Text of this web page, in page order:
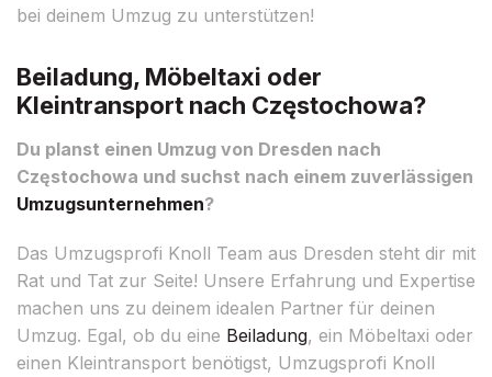
bei deinem Umzug zu unterstützen!
Beiladung, Möbeltaxi oder
Kleintransport nach Częstochowa?
Du planst einen Umzug von Dresden nach
Częstochowa und suchst nach einem zuverlässigen
Umzugsunternehmen?
Das Umzugsprofi Knoll Team aus Dresden steht dir mit
Rat und Tat zur Seite! Unsere Erfahrung und Expertise
machen uns zu deinem idealen Partner für deinen
Umzug. Egal, ob du eine Beiladung, ein Möbeltaxi oder
einen Kleintransport benötigst, Umzugsprofi Knoll